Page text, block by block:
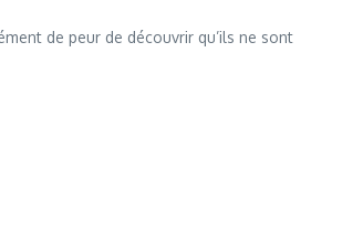
de peur de découvrir qu’ils ne sont